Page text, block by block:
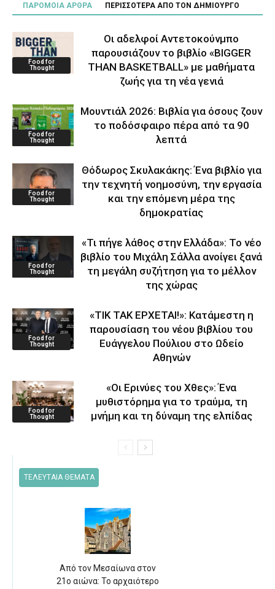
ΠΑΡΟΜΟΙΑ ΑΡΘΡΑ ΠΕΡΙΣΣΟΤΕΡΑ ΑΠΟ ΤΟΝ ΔΗΜΙΟΥΡΓΟ
Food for
Thought
Οι αδελφοί Αντετοκούνμπο
παρουσιάζουν το βιβλίο «BIGGER
THAN BASKETBALL» με μαθήματα
ζωής για τη νέα γενιά
Food for
Thought
Μουντιάλ 2026: Βιβλία για όσους ζουν
το ποδόσφαιρο πέρα από τα 90
λεπτά
Food for
Thought
Θόδωρος Σκυλακάκης: Ένα βιβλίο για
την τεχνητή νοημοσύνη, την εργασία
και την επόμενη μέρα της
δημοκρατίας
Food for
Thought
«Τι πήγε λάθος στην Ελλάδα»: Το νέο
βιβλίο του Μιχάλη Σάλλα ανοίγει ξανά
τη μεγάλη συζήτηση για το μέλλον
της χώρας
Food for
Thought
«ΤΙΚ ΤΑΚ ΕΡΧΕΤΑΙ!»: Κατάμεστη η
παρουσίαση του νέου βιβλίου του
Ευάγγελου Πούλιου στο Ωδείο
Αθηνών
Food for
Thought
«Οι Ερινύες του Χθες»: Ένα
μυθιστόρημα για το τραύμα, τη
μνήμη και τη δύναμη της ελπίδας
ΤΕΛΕΥΤΑΙΑ ΘΕΜΑΤΑ
Από τον Μεσαίωνα στον
21ο αιώνα: Το αρχαιότερο